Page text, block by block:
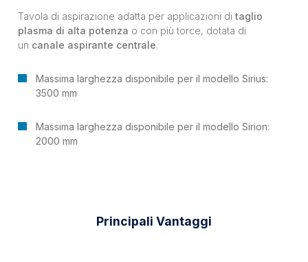
Tavola di aspirazione adatta per applicazioni ditaglio
plasma di alta potenza o con più torce, dotata di
un canale aspirante centrale.
Massima larghezza disponibile per il modello Sirius:
3500 mm
Massima larghezza disponibile per il modello Sirion:
2000 mm
Principali Vantaggi